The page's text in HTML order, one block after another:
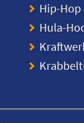
Hip-Hop
Hula-